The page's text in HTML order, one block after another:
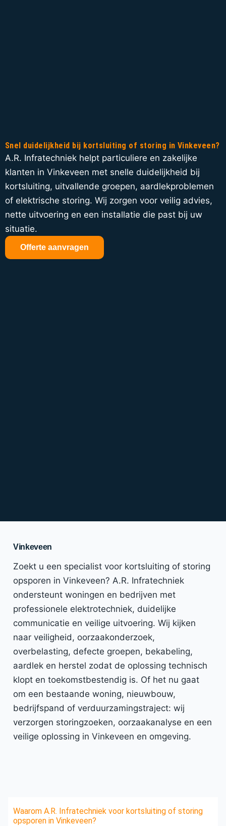
Snel duidelijkheid bij kortsluiting of storing in Vinkeveen?
A.R. Infratechniek helpt particuliere en zakelijke
klanten in Vinkeveen met snelle duidelijkheid bij
kortsluiting, uitvallende groepen, aardlekproblemen
of elektrische storing. Wij zorgen voor veilig advies,
nette uitvoering en een installatie die past bij uw
situatie.
Offerte aanvragen
Vinkeveen
Zoekt u een specialist voor kortsluiting of storing
opsporen in Vinkeveen? A.R. Infratechniek
ondersteunt woningen en bedrijven met
professionele elektrotechniek, duidelijke
communicatie en veilige uitvoering. Wij kijken
naar veiligheid, oorzaakonderzoek,
overbelasting, defecte groepen, bekabeling,
aardlek en herstel zodat de oplossing technisch
klopt en toekomstbestendig is. Of het nu gaat
om een bestaande woning, nieuwbouw,
bedrijfspand of verduurzamingstraject: wij
verzorgen storingzoeken, oorzaakanalyse en een
veilige oplossing in Vinkeveen en omgeving.
Waarom A.R. Infratechniek voor kortsluiting of storing
opsporen in Vinkeveen?